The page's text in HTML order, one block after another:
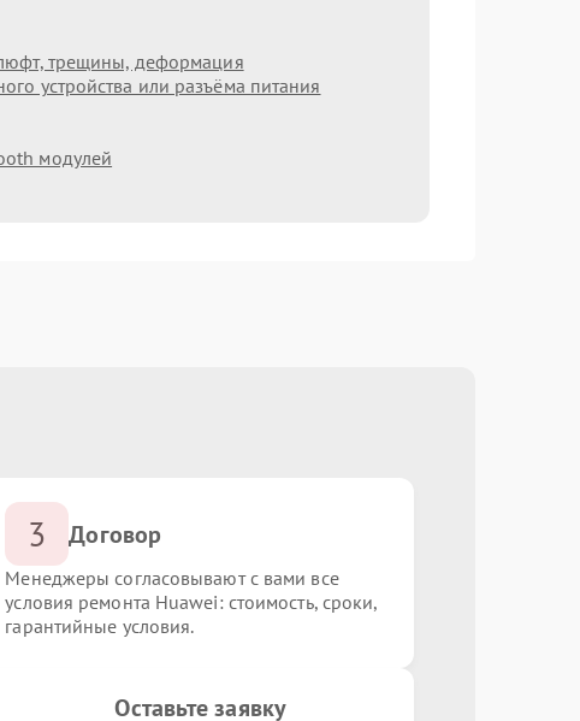
трещины, деформация
устройства или разъёма питания
модулей
3 Договор
Менеджеры согласовывают с вами все
условия ремонта Huawei: стоимость, сроки,
гарантийные условия.
Оставьте заявку